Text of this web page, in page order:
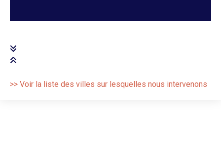
>> Voir la liste des villes sur lesquelles nous intervenons